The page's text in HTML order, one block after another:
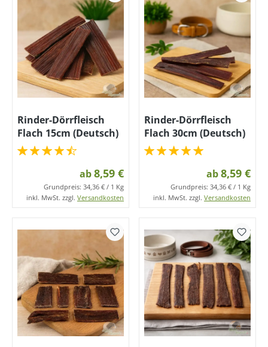
Rinder-Dörrfleisch
Flach 15cm (Deutsch)
ab8,59 €
Grundpreis: 34,36 € / 1 Kg
inkl. MwSt. zzgl. Versandkosten
Rinder-Dörrfleisch
Flach 30cm (Deutsch)
ab8,59 €
Grundpreis: 34,36 € / 1 Kg
inkl. MwSt. zzgl. Versandkosten